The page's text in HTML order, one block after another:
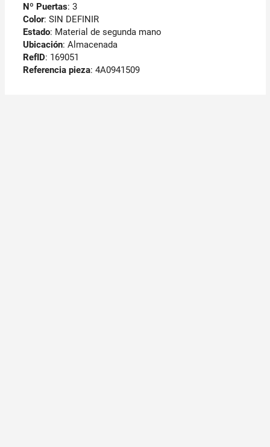
Nº Puertas: 3
Color: SIN DEFINIR
Estado: Material de segunda mano
Ubicación: Almacenada
RefID: 169051
Referencia pieza: 4A0941509